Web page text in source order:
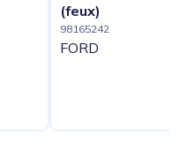
(feux)
98165242
FORD